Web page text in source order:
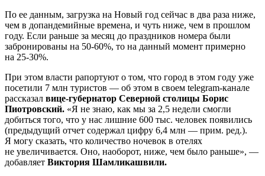
По ее данным, загрузка на Новый год сейчас в два раза ниже,
чем в допандемийные времена, и чуть ниже, чем в прошлом
году. Если раньше за месяц до праздников номера были
забронированы на 50-60%, то на данный момент примерно
на 25-30%.
При этом власти рапортуют о том, что город в этом году уже
посетили 7 млн туристов — об этом в своем telegram-канале
рассказал вице-губернатор Северной столицы Борис
Пиотровский. «Я не знаю, как мы за 2,5 недели смогли
добиться того, что у нас лишние 600 тыс. человек появились
(предыдущий отчет содержал цифру 6,4 млн — прим. ред.).
Я могу сказать, что количество ночевок в отелях
не увеличивается. Оно, наоборот, ниже, чем было раньше», —
добавляет Виктория Шамликашвили.